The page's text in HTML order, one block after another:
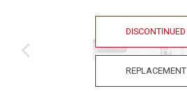
DISCONTINUED
REPLACEMENT